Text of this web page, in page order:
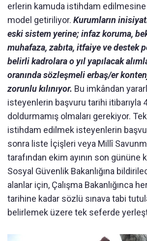
erlerin kamuda istihdam
model getiriliyor. Kurumların
eski sistem yerine; infaz koruma,
muhafaza, zabıta, itfaiye ve destek
belirli kadrolara o yıl yapılacak
oranında sözleşmeli erbaş/er
zorunlu kılınıyor. Bu imkândan
isteyenlerin başvuru tarihi itibarıyla
doldurmamış olmaları gerekiyor.
istihdam edilmek isteyenlerin
sonra liste İçişleri veya Millî
tarafından ekim ayının son gününe
Sosyal Güvenlik Bakanlığına
alanlar için, Çalışma Bakanlığınca
tarihine kadar sözlü sınava tabi
belirlemek üzere tek seferde